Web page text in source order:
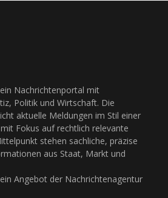
Nachrichtenportal mit
Politik und Wirtschaft. Die
aktuelle Meldungen im Stil einer
Fokus auf rechtlich relevante
stehen sachliche, präzise
aus Staat, Markt und
Angebot der Nachrichtenagentur